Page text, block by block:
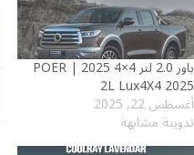
باور 2.0 لتر 4×4 2025 | POER
2L Lux4X4 2025
أغسطس 22, 2025
تدوينة مشابهة